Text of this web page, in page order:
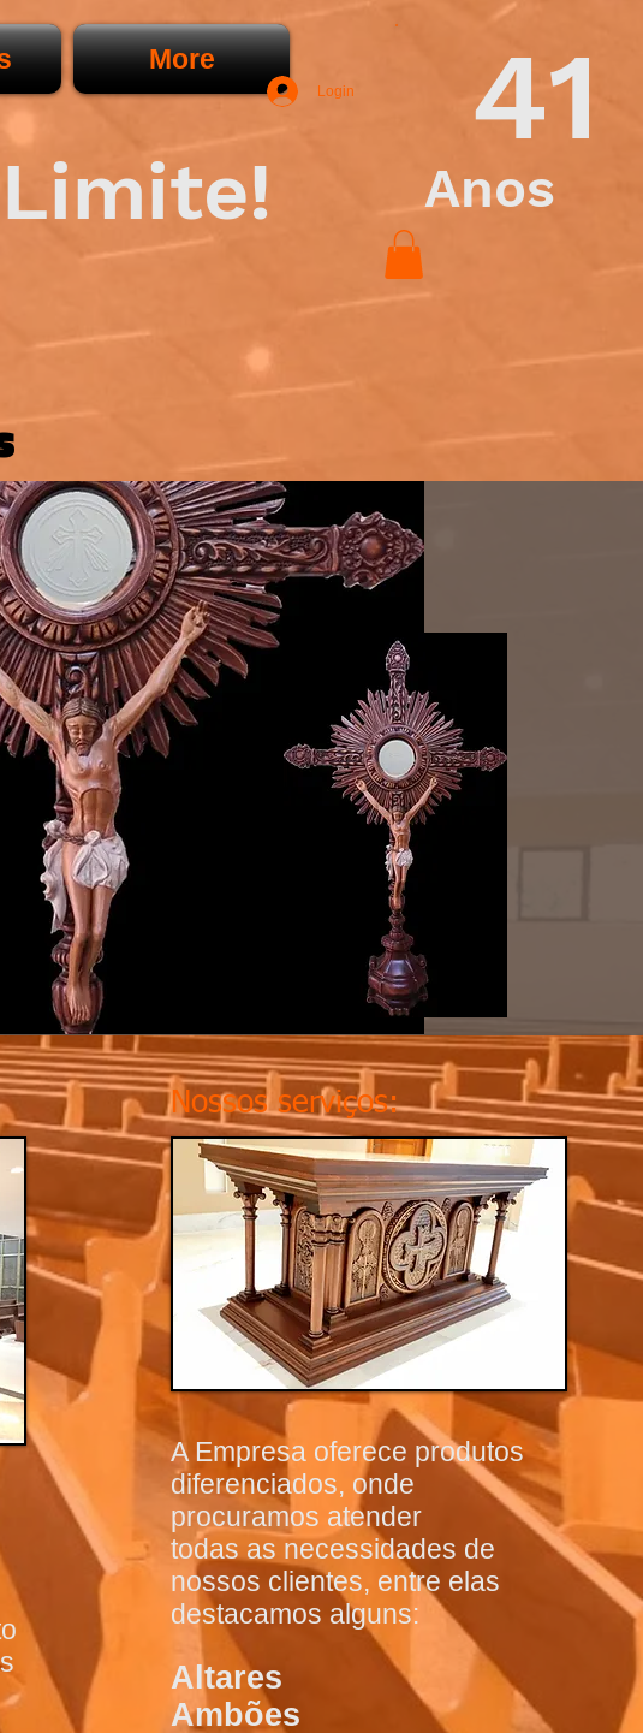
More
Anos
41
Login
Nossos serviços:
A Empresa oferece produtos
diferenciados, onde
procuramos atender
todas as necessidades de
nossos clientes, entre elas
destacamos alguns:
Altares
Ambões